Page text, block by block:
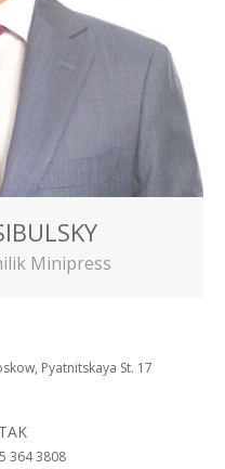
Minipress
Pyatnitskaya St. 17
364 3808